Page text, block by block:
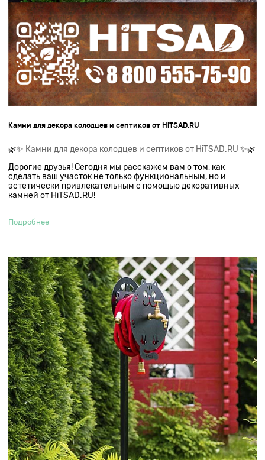
Камни для декора колодцев и септиков от HiTSAD.RU
🌿✨ Камни для декора колодцев и септиков от HiTSAD.RU ✨🌿
Дорогие друзья! Сегодня мы расскажем вам о том, как
сделать ваш участок не только функциональным, но и
эстетически привлекательным с помощью декоративных
камней от HiTSAD.RU!
Подробнее